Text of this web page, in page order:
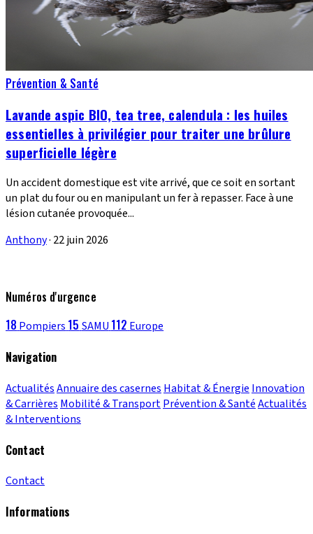
Prévention & Santé
Lavande aspic BIO, tea tree, calendula : les huiles
essentielles à privilégier pour traiter une brûlure
superficielle légère
Un accident domestique est vite arrivé, que ce soit en sortant
un plat du four ou en manipulant un fer à repasser. Face à une
lésion cutanée provoquée...
Anthony· 22 juin 2026
Numéros d'urgence
18 Pompiers 15 SAMU 112 Europe
Navigation
ActualitésAnnuaire des casernes Habitat & Énergie Innovation
& Carrières Mobilité & TransportPrévention & SantéActualités
& Interventions
Contact
Contact
Informations